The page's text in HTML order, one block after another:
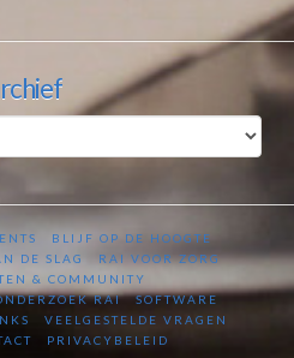
BLIJF OP DE HOOGTE
DE SLAG
RAI VOOR ZORG
& COMMUNITY
RAI
SOFTWARE
VEELGESTELDE VRAGEN
PRIVACYBELEID